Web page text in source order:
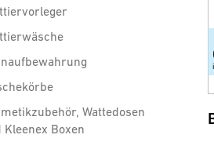
Wattedosen
Kleenex Boxen